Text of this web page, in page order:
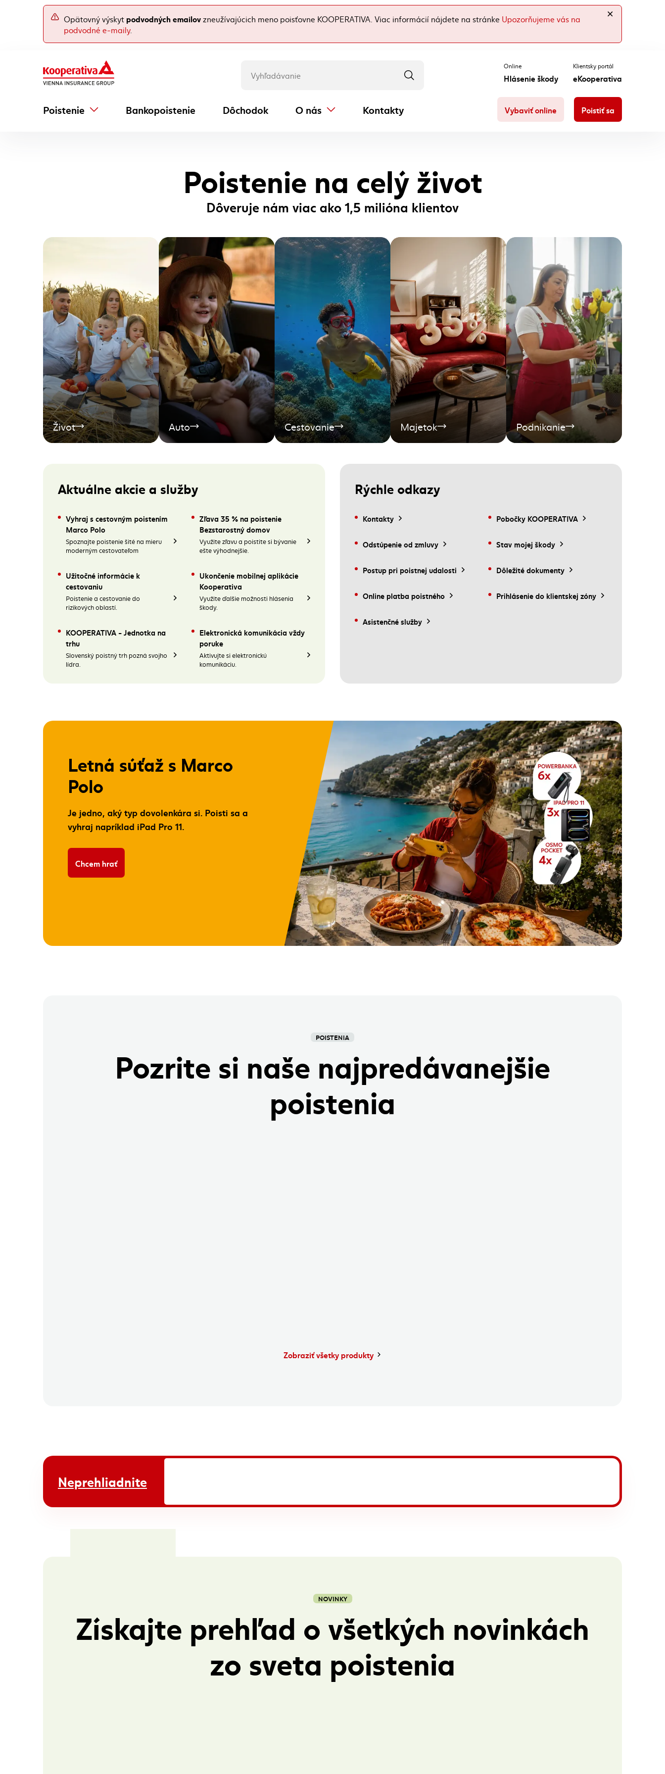
Opätovný výskyt podvodných emailovzneužívajúcich meno poisťovne KOOPERATIVA. Viac informácií nájdete na stránke Upozorňujeme vás na
podvodné e-maily.
Online
Hlásenie škody
Klientsky portál
eKooperativa
Poistenie Bankopoistenie Dôchodok
(externý odkaz) O nás Kontakty Vybaviť online Poistiť sa
Poistenie na celý život
Dôveruje nám viac ako 1,5 milióna klientov
Život Auto Cestovanie Majetok Podnikanie
Aktuálne akcie a služby
Vyhraj s cestovným poistením
Marco Polo
Spoznajte poistenie šité na mieru
moderným cestovateľom
Zľava 35 % na poistenie
Bezstarostný domov
Využite zľavu a poistite si bývanie
ešte výhodnejšie.
Užitočné informácie k
cestovaniu
Poistenie a cestovanie do
rizikových oblastí.
Ukončenie mobilnej aplikácie
Kooperativa
Využite ďalšie možnosti hlásenia
škody.
KOOPERATIVA - Jednotka na
trhu
Slovenský poistný trh pozná svojho
lídra.
Elektronická komunikácia vždy
poruke
Aktivujte si elektronickú
komunikáciu.
Rýchle odkazy
Kontakty Pobočky KOOPERATIVA
Odstúpenie od zmluvy Stav mojej škody
(externý odkaz)
Postup pri poistnej udalosti
Dôležité dokumenty
Online platba poistného
(externý odkaz) Prihlásenie do klientskej zóny
(externý odkaz)
Asistenčné služby
Letná súťaž s Marco
Polo
Je jedno, aký typ dovolenkára si. Poisti sa a
vyhraj napríklad iPad Pro 11.
Banner: Letná súťaž s Marco Polo,
Chcem hrať
POISTENIA
Pozrite si naše najpredávanejšie
poistenia
Zobraziť všetky produkty
Neprehliadnite
NOVINKY
Získajte prehľad o všetkých novinkách
zo sveta poistenia